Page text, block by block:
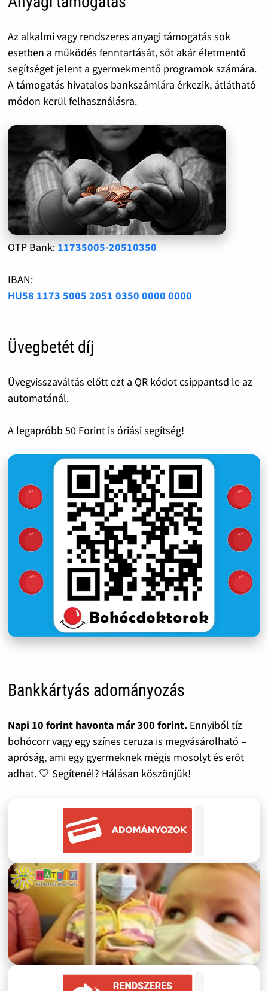
Az alkalmi vagy rendszeres anyagi támogatás sok
esetben a működés fenntartását, sőt akár életmentő
segítséget jelent a gyermekmentő programok számára.
A támogatás hivatalos bankszámlára érkezik, átlátható
módon kerül felhasználásra.
OTP Bank: 11735005-20510350
IBAN:
HU58 1173 5005 2051 0350 0000 0000
Üvegbetét díj
Üvegvisszaváltás előtt ezt a QR kódot csippantsd le az
automatánál.
A legapróbb 50 Forint is óriási segítség!
Bankkártyás adományozás
Napi 10 forint havonta már 300 forint.Ennyiből tíz
bohócorr vagy egy színes ceruza is megvásárolható –
apróság, ami egy gyermeknek mégis mosolyt és erőt
adhat. 🤍 Segítenél? Hálásan köszönjük!